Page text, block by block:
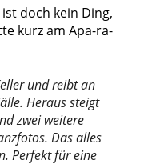
doch kein Ding,
kurz am Apa-ra-
und reibt an
Heraus steigt
zwei weitere
Das alles
Perfekt für eine